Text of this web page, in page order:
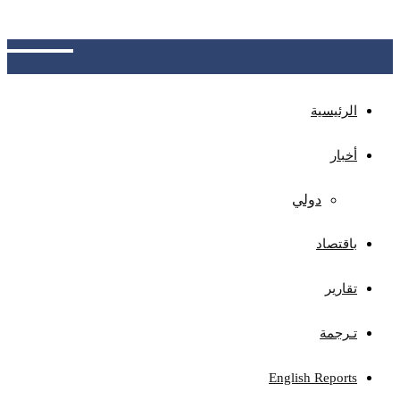
الرئيسية
أخبار
دولي
باقتصاد
تقارير
تـرجمة
English Reports